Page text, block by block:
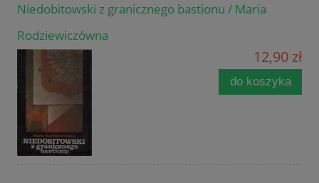
Niedobitowski z granicznego bastionu / Maria
Rodziewiczówna
12,90 zł
do koszyka